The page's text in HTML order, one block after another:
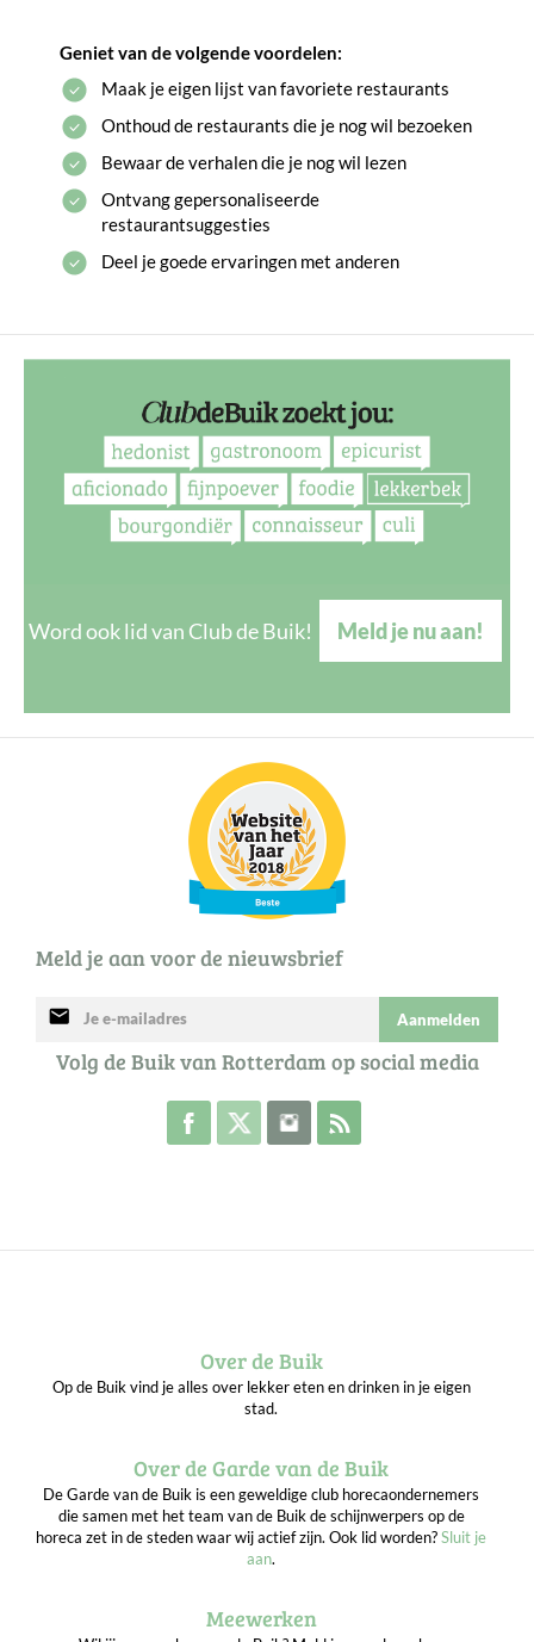
Geniet van de volgende voordelen:
Maak je eigen lijst van favoriete restaurants
Onthoud de restaurants die je nog wil bezoeken
Bewaar de verhalen die je nog wil lezen
Ontvang gepersonaliseerde
restaurantsuggesties
Deel je goede ervaringen met anderen
Word ook lid van Club de Buik! Meld je nu aan!
Meld je aan voor de nieuwsbrief
mail Aanmelden
Volg de Buik van Rotterdam op social media
Volg de Buik op Facebook
Volg de Buik op Twitter
Volg de Buik op Instagram
Over de Buik
Op de Buik vind je alles over lekker eten en drinken in je eigen
stad.
Over de Garde van de Buik
De Garde van de Buik is een geweldige club horecaondernemers
die samen met het team van de Buik de schijnwerpers op de
horeca zet in de steden waar wij actief zijn. Ook lid worden?Sluit je
aan.
Meewerken